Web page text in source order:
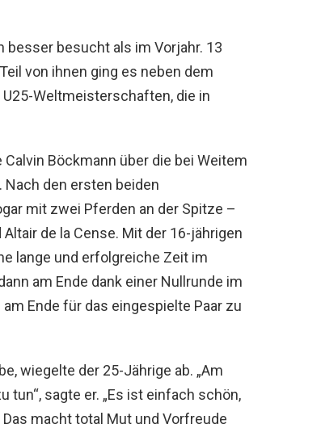
besucht als im Vorjahr. 13
von ihnen ging es neben dem
Weltmeisterschaften, die in
Böckmann über die bei Weitem
den ersten beiden
mit zwei Pferden an der Spitze –
de la Cense. Mit der 16-jährigen
lange und erfolgreiche Zeit im
am Ende dank einer Nullrunde im
Ende für das eingespielte Paar zu
wiegelte der 25-Jährige ab. „Am
tun“, sagte er. „Es ist einfach schön,
macht total Mut und Vorfreude